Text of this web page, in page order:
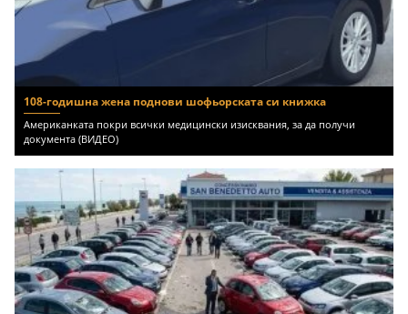
108-годишна жена поднови шофьорската си книжка
Американката покри всички медицински изисквания, за да получи
документа (ВИДЕО)